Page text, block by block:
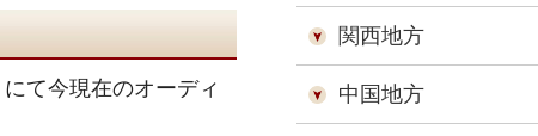
て今現在のオーディ
関西地方
中国地方